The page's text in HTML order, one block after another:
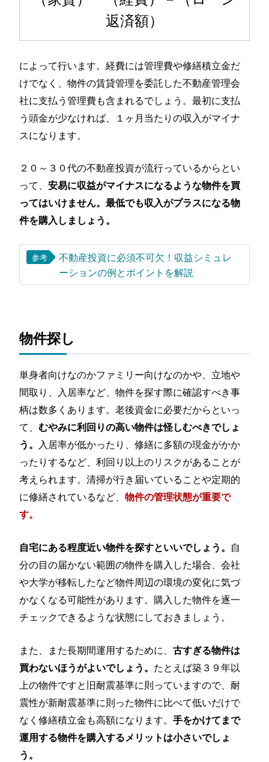
返済額）
によって行います。経費には管理費や修繕積立金だ
けでなく、物件の賃貸管理を委託した不動産管理会
社に支払う管理費も含まれるでしょう。最初に支払
う頭金が少なければ、１ヶ月当たりの収入がマイナ
スになります。
２０～３０代の不動産投資が流行っているからとい
って、安易に収益がマイナスになるような物件を買
ってはいけません。最低でも収入がプラスになる物
件を購入しましょう。
参考
不動産投資に必須不可欠！収益シミュレ
ーションの例とポイントを解説
物件探し
単身者向けなのかファミリー向けなのかや、立地や
間取り、入居率など、物件を探す際に確認すべき事
柄は数多くあります。老後資金に必要だからといっ
て、むやみに利回りの高い物件は怪しむべきでしょ
う。 入居率が低かったり、修繕に多額の現金がかか
ったりするなど、利回り以上のリスクがあることが
考えられます。清掃が行き届いていることや定期的
に修繕されているなど、物件の管理状態が重要で
す。
自宅にある程度近い物件を探すといいでしょう。 自
分の目の届かない範囲の物件を購入した場合、会社
や大学が移転したなど物件周辺の環境の変化に気づ
かなくなる可能性があります。購入した物件を逐一
チェックできるような状態にしておきましょう。
また、また長期間運用するために、古すぎる物件は
買わないほうがよいでしょう。 たとえば築３９年以
上の物件ですと旧耐震基準に則っていますので、耐
震性が新耐震基準に則った物件に比べて低いだけで
なく修繕積立金も高額になります。手をかけてまで
運用する物件を購入するメリットは小さいでしょ
う。